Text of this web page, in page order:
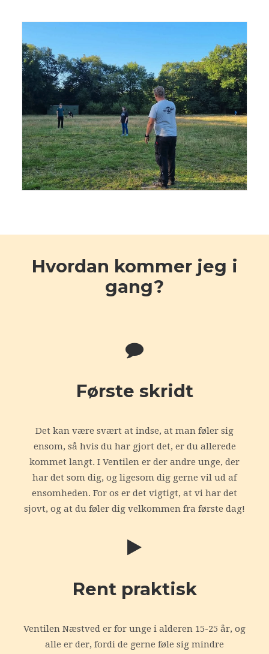
Hvordan kommer jeg i
gang?
Første skridt
Det kan være svært at indse, at man føler sig
ensom, så hvis du har gjort det, er du allerede
kommet langt. I Ventilen er der andre unge, der
har det som dig, og ligesom dig gerne vil ud af
ensomheden. For os er det vigtigt, at vi har det
sjovt, og at du føler dig velkommen fra første dag!
Rent praktisk
Ventilen Næstved er for unge i alderen 15-25 år, og
alle er der, fordi de gerne føle sig mindre